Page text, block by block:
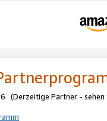
(Derzeitige Partner - sehen